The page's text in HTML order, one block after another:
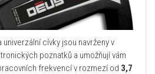
univerzální cívky jsou navrženy v
poznatků a umožňují vám
frekvencí v rozmezí od 3,7